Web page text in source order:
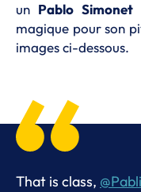
un Pablo Simonet
magique pour son
images ci-dessous.
That is class,